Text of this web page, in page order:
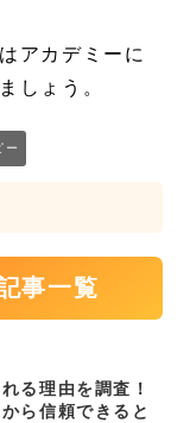
アカデミーに
しょう。
事一覧
る理由を調査！
ら信頼できると